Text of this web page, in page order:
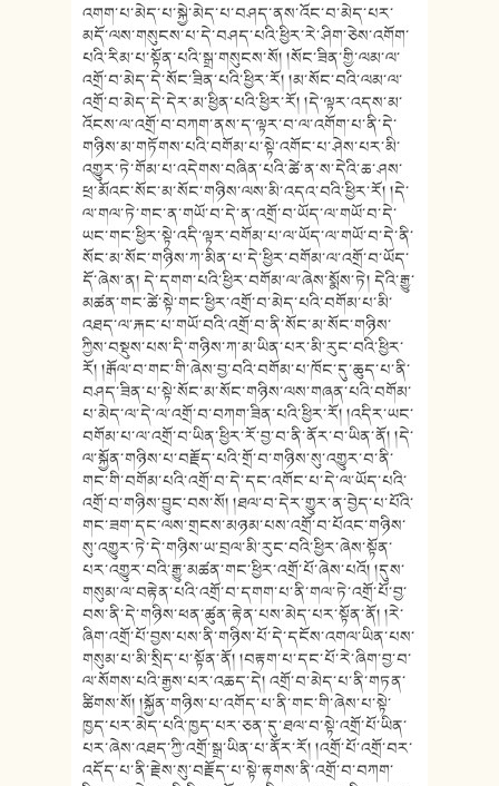
འགག་པ་མེད་པ་སྐྱེ་མེད་པ་བཤད་ནས་འོང་བ་མེད་པར་
མདོ་ལས་གསུངས་པ་དེ་བཤད་པའི་ཕྱིར་རེ་ཤིག་ཅེས་འགོག་
པའི་རིམ་པ་སྟོན་པའི་སྒྲ་གསུངས་སོ། །སོང་ཟིན་གྱི་ལམ་ལ་
འགྲོ་བ་མེད་དེ་སོང་ཟིན་པའི་ཕྱིར་རོ། །མ་སོང་བའི་ལམ་ལ་
འགྲོ་བ་མེད་དེ་དེར་མ་ཕྱིན་པའི་ཕྱིར་རོ། །དེ་ལྟར་འདས་མ་
འོངས་ལ་འགྲོ་བ་བཀག་ནས་ད་ལྟར་བ་ལ་འགོག་པ་ནི་དེ་
གཉིས་མ་གཏོགས་པའི་བགོམ་པ་སྟེ་འགོང་པ་ཤེས་པར་མི་
འགྱུར་ཏེ་གོམ་པ་འདེགས་བཞིན་པའི་ཚེ་ན་ས་དེའི་ཆ་ཤས་
ཕྲ་མོའང་སོང་མ་སོང་གཉིས་ལས་མི་འདའ་བའི་ཕྱིར་རོ། །དེ་
ལ་གལ་ཏེ་གང་ན་གཡོ་བ་དེ་ན་འགྲོ་བ་ཡོད་ལ་གཡོ་བ་དེ་
ཡང་གང་ཕྱིར་སྟེ་འདི་ལྟར་བགོམ་པ་ལ་ཡོད་ལ་གཡོ་བ་དེ་ནི་
སོང་མ་སོང་གཉིས་ཀ་མིན་པ་དེ་ཕྱིར་བགོམ་ལ་འགྲོ་བ་ཡོད་
དོ་ཞེས་ན། དེ་དགག་པའི་ཕྱིར་བགོམ་ལ་ཞེས་སྨོས་ཏེ། དེའི་རྒྱུ་
མཚན་གང་ཚེ་སྟེ་གང་ཕྱིར་འགྲོ་བ་མེད་པའི་བགོམ་པ་མི་
འཐད་ལ་རྐང་པ་གཡོ་བའི་འགྲོ་བ་ནི་སོང་མ་སོང་གཉིས་
ཀྱིས་བསྡུས་པས་དི་གཉིས་ཀ་མ་ཡིན་པར་མི་རུང་བའི་ཕྱིར་
རོ། །རྒོལ་བ་གང་གི་ཞེས་བྱ་བའི་བགོམ་པ་ཁོང་དུ་ཆུད་པ་ནི་
བཤད་ཟིན་པ་སྟེ་སོང་མ་སོང་གཉིས་ལས་གཞན་པའི་བགོམ་
པ་མེད་ལ་དེ་ལ་འགྲོ་བ་བཀག་ཟིན་པའི་ཕྱིར་རོ། །འདིར་ཡང་
བགོམ་པ་ལ་འགྲོ་བ་ཡིན་ཕྱིར་རོ་བྱ་བ་ནི་ནོར་བ་ཡིན་ནོ། །དེ་
ལ་སྐྱོན་གཉིས་པ་བརྗོད་པའི་གྲོ་བ་གཉིས་སུ་འགྱུར་བ་ནི་
གང་གི་བགོམ་པའི་འགྲོ་བ་དེ་དང་འགོང་པ་དེ་ལ་ཡོད་པའི་
འགྲོ་བ་གཉིས་བྱུང་བས་སོ། །ཐལ་བ་དེར་གྱུར་ན་བྱེད་པ་པོའི་
གང་ཟག་དང་ལས་གྲངས་མཉམ་པས་འགྲོ་བ་པོའང་གཉིས་
སུ་འགྱུར་ཏེ་དེ་གཉིས་ཡ་བྲལ་མི་རུང་བའི་ཕྱིར་ཞེས་སྟོན་
པར་འགྱུར་བའི་རྒྱུ་མཚན་གང་ཕྱིར་འགྲོ་པོ་ཞེས་པའོ། །དུས་
གསུམ་ལ་བརྟེན་པའི་འགྲོ་བ་དགག་པ་ནི་གལ་ཏེ་འགྲོ་པོ་བྱ་
བས་ནི་དེ་གཉིས་ཕན་ཚུན་རྟེན་པས་མེད་པར་སྟོན་ནོ། །རེ་
ཞིག་འགྲོ་པོ་བྱས་པས་ནི་གཉིས་པོ་དེ་དངོས་འགལ་ཡིན་པས་
གསུམ་པ་མི་སྲིད་པ་སྟོན་ནོ། །བརྟག་པ་དང་པོ་རེ་ཞིག་བྱ་བ་
ལ་སོགས་པའི་རྒྱས་པར་འཆད་དེ། འགྲོ་བ་མེད་པ་ནི་གཏན་
ཚིགས་སོ། །སྐྱོན་གཉིས་པ་འགོད་པ་ནི་གང་གི་ཞེས་པ་སྟེ་
ཁྱད་པར་མེད་པའི་ཁྱད་པར་ཅན་དུ་ཐལ་བ་སྟེ་འགྲོ་པོ་ཡིན་
པར་ཞེས་འཐད་ཀྱི་འགྲོ་སྒྲ་ཡིན་པ་ནོར་རོ། །འགྲོ་པོ་འགྲོ་བར་
འདོད་པ་ནི་རྗེས་སུ་བརྗོད་པ་སྟེ་རྟགས་ནི་འགྲོ་བ་བཀག་